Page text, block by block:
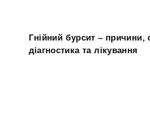
Гнійний бурсит – причини,
діагностика та лікування